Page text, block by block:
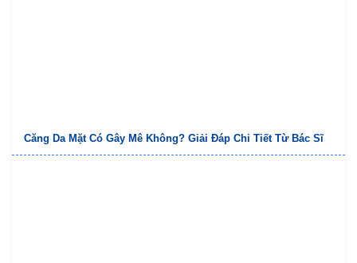
Căng Da Mặt Có Gây Mê Không? Giải Đáp Chi Tiết Từ Bác Sĩ